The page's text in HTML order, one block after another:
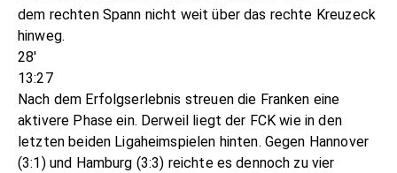
dem rechten Spann nicht weit über das rechte Kreuzeck
hinweg.
28'
13:27
Nach dem Erfolgserlebnis streuen die Franken eine
aktivere Phase ein. Derweil liegt der FCK wie in den
letzten beiden Ligaheimspielen hinten. Gegen Hannover
(3:1) und Hamburg (3:3) reichte es dennoch zu vier